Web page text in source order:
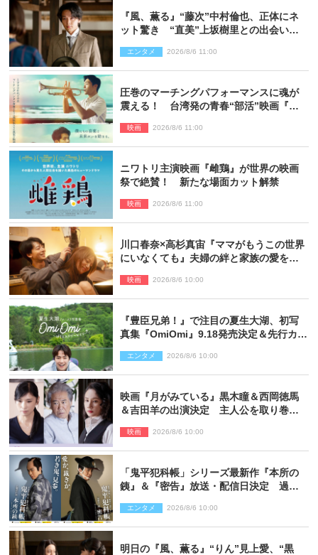
『風、薫る』“藤次”中村倫也、正体にネ
ット驚き “直美”上坂樹里との出会いに
しなよ！」
エンタメ 2026/8/6 11:00
圧巻のマーチングパフォーマンスに魂が
震える！ 台湾発の青春“部活”映画『進
映画 2026/8/6 11:00
ニワトリ主演映画『雌鶏』が世界の映画
祭で絶賛！ 新たな場面カット解禁
映画 2026/8/6 11:00
川口春奈×高杉真宙『ママがもうこの世界
にいなくても』夫婦の絆と家族の愛を映
映画 2026/8/6 10:00
『豊臣兄弟！』で注目の夏生大湖、初写
真集『OmiOmi』9.18発売決定＆先行カッ
エンタメ 2026/8/6 10:00
映画『月がみている』黒木瞳＆西岡徳馬
＆吉田羊の出演決定 主人公を取り巻く
映画 2026/8/6 10:00
「鬼平犯科帳」シリーズ最新作『本所の
銕』＆『密告』放送・配信日決定 過去
エンタメ 2026/8/6 10:00
明日の『風、薫る』“りん”見上愛、“黒